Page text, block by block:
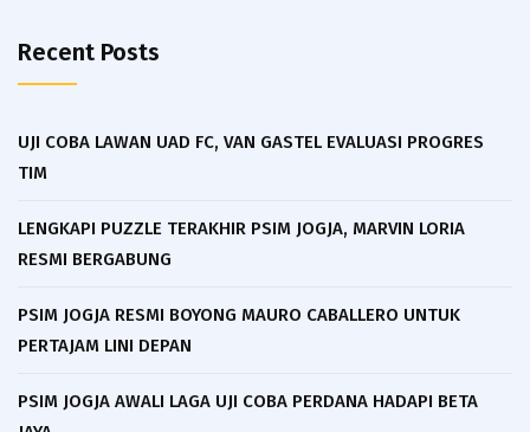
Recent Posts
UJI COBA LAWAN UAD FC, VAN GASTEL EVALUASI PROGRES
TIM
LENGKAPI PUZZLE TERAKHIR PSIM JOGJA, MARVIN LORIA
RESMI BERGABUNG
PSIM JOGJA RESMI BOYONG MAURO CABALLERO UNTUK
PERTAJAM LINI DEPAN
PSIM JOGJA AWALI LAGA UJI COBA PERDANA HADAPI BETA